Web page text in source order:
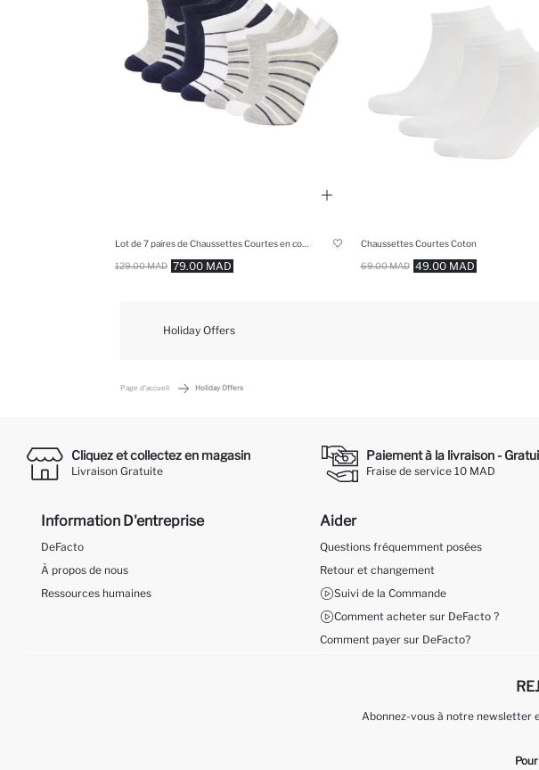
79.00 MAD
129.00 MAD
Chaussettes Courtes Coton
49.00 MAD
69.00 MAD
Holiday Offers
Page d'accueil Holiday Offers
Cliquez et collectez en magasin
Livraison Gratuite
Paiement à la livraison -
Fraise de service 10 MAD
Information D'entreprise
DeFacto
À propos de nous
Ressources humaines
Aider
Questions fréquemment posées
Retour et changement
Suivi de la Commande
Comment acheter sur DeFacto ?
Comment payer sur DeFacto?
Abonnez-vous à notre newsletter